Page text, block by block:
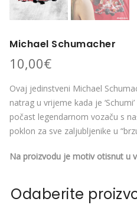
Michael Schumacher
10,00€
Ovaj jedinstveni Michael
natrag u vrijeme kada je
počast legendarnom vozaču s
poklon za sve zaljubljenike u
Na proizvodu je motiv otisnut u
Odaberite